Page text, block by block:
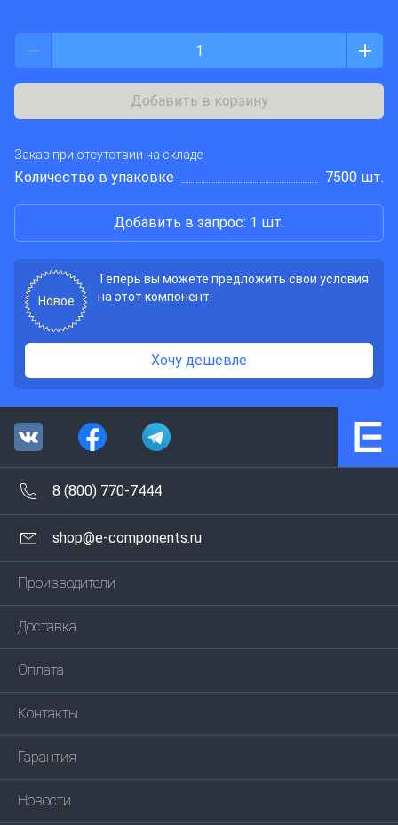
Добавить в корзину
Заказ при отсутствии на складе
Количество в упаковке 7500 шт.
Добавить в запрос: 1 шт.
Новое
Теперь вы можете предложить свои условия
на этот компонент:
Хочу дешевле
8 (800) 770-7444
shop@e-components.ru
Производители
Доставка
Оплата
Контакты
Гарантия
Новости